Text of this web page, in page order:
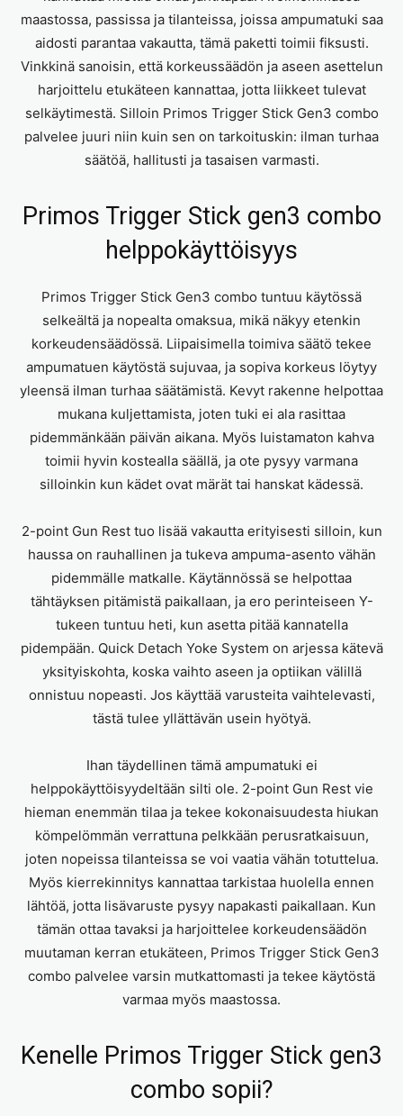
maastossa, passissa ja tilanteissa, joissa ampumatuki saa
aidosti parantaa vakautta, tämä paketti toimii fiksusti.
Vinkkinä sanoisin, että korkeussäädön ja aseen asettelun
harjoittelu etukäteen kannattaa, jotta liikkeet tulevat
selkäytimestä. Silloin Primos Trigger Stick Gen3 combo
palvelee juuri niin kuin sen on tarkoituskin: ilman turhaa
säätöä, hallitusti ja tasaisen varmasti.
Primos Trigger Stick gen3 combo
helppokäyttöisyys
Primos Trigger Stick Gen3 combo tuntuu käytössä
selkeältä ja nopealta omaksua, mikä näkyy etenkin
korkeudensäädössä. Liipaisimella toimiva säätö tekee
ampumatuen käytöstä sujuvaa, ja sopiva korkeus löytyy
yleensä ilman turhaa säätämistä. Kevyt rakenne helpottaa
mukana kuljettamista, joten tuki ei ala rasittaa
pidemmänkään päivän aikana. Myös luistamaton kahva
toimii hyvin kostealla säällä, ja ote pysyy varmana
silloinkin kun kädet ovat märät tai hanskat kädessä.
2-point Gun Rest tuo lisää vakautta erityisesti silloin, kun
haussa on rauhallinen ja tukeva ampuma-asento vähän
pidemmälle matkalle. Käytännössä se helpottaa
tähtäyksen pitämistä paikallaan, ja ero perinteiseen Y-
tukeen tuntuu heti, kun asetta pitää kannatella
pidempään. Quick Detach Yoke System on arjessa kätevä
yksityiskohta, koska vaihto aseen ja optiikan välillä
onnistuu nopeasti. Jos käyttää varusteita vaihtelevasti,
tästä tulee yllättävän usein hyötyä.
Ihan täydellinen tämä ampumatuki ei
helppokäyttöisyydeltään silti ole. 2-point Gun Rest vie
hieman enemmän tilaa ja tekee kokonaisuudesta hiukan
kömpelömmän verrattuna pelkkään perusratkaisuun,
joten nopeissa tilanteissa se voi vaatia vähän totuttelua.
Myös kierrekinnitys kannattaa tarkistaa huolella ennen
lähtöä, jotta lisävaruste pysyy napakasti paikallaan. Kun
tämän ottaa tavaksi ja harjoittelee korkeudensäädön
muutaman kerran etukäteen, Primos Trigger Stick Gen3
combo palvelee varsin mutkattomasti ja tekee käytöstä
varmaa myös maastossa.
Kenelle Primos Trigger Stick gen3
combo sopii?